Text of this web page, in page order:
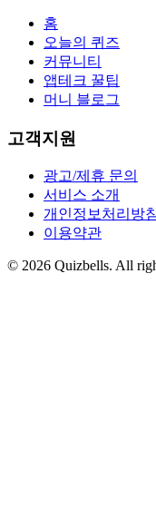
홈
오늘의 퀴즈
커뮤니티
앱테크 꿀팁
머니 블로그
고객지원
광고/제휴 문의
서비스 소개
개인정보처리방
이용약관
© 2026 Quizbells. All